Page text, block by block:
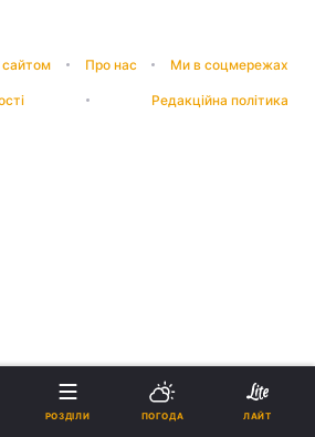
сайтом Про нас Ми в соцмережах
Редакційна політика
РОЗДІЛИ ПОГОДА ЛАЙТ